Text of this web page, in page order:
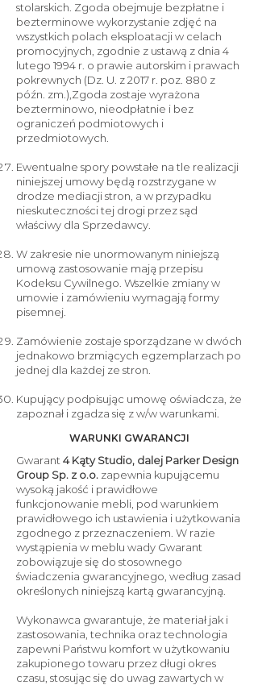
stolarskich. Zgoda obejmuje bezpłatne i
bezterminowe wykorzystanie zdjęć na
wszystkich polach eksploatacji w celach
promocyjnych, zgodnie z ustawą z dnia 4
lutego 1994 r. o prawie autorskim i prawach
pokrewnych (Dz. U. z 2017 r. poz. 880 z
późn. zm.), Zgoda zostaje wyrażona
bezterminowo, nieodpłatnie i bez
ograniczeń podmiotowych i
przedmiotowych.
Ewentualne spory powstałe na tle realizacji
niniejszej umowy będą rozstrzygane w
drodze mediacji stron, a w przypadku
nieskuteczności tej drogi przez sąd
właściwy dla Sprzedawcy.
W zakresie nie unormowanym niniejszą
umową zastosowanie mają przepisu
Kodeksu Cywilnego. Wszelkie zmiany w
umowie i zamówieniu wymagają formy
pisemnej.
Zamówienie zostaje sporządzane w dwóch
jednakowo brzmiących egzemplarzach po
jednej dla każdej ze stron.
Kupujący podpisując umowę oświadcza, że
zapoznał i zgadza się z w/w warunkami.
WARUNKI GWARANCJI
Gwarant 4 Kąty Studio, dalej Parker Design
Group Sp. z o.o. zapewnia kupującemu
wysoką jakość i prawidłowe
funkcjonowanie mebli, pod warunkiem
prawidłowego ich ustawienia i użytkowania
zgodnego z przeznaczeniem. W razie
wystąpienia w meblu wady Gwarant
zobowiązuje się do stosownego
świadczenia gwarancyjnego, według zasad
określonych niniejszą kartą gwarancyjną.
Wykonawca gwarantuje, że materiał jak i
zastosowania, technika oraz technologia
zapewni Państwu komfort w użytkowaniu
zakupionego towaru przez długi okres
czasu, stosując się do uwag zawartych w